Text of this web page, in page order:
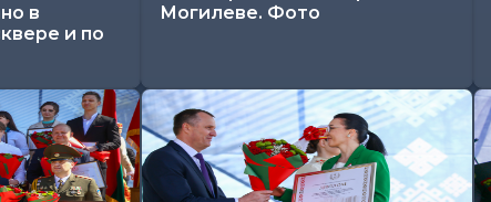
в
и по
Могилеве. Фото